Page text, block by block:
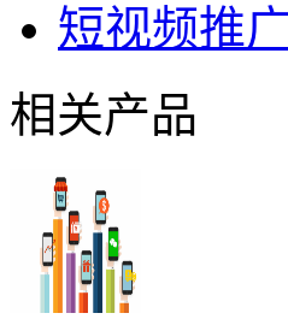
短视频推
相关产品